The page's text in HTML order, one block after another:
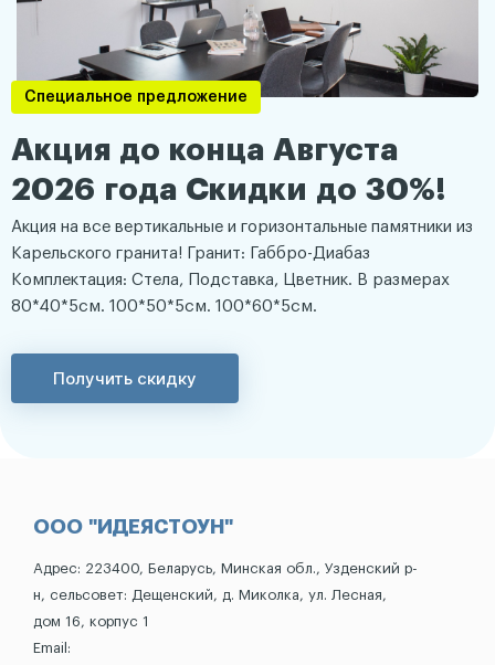
Специальное предложение
Акция до конца Августа
2026 года Скидки до 30%!
Акция на все вертикальные и горизонтальные памятники из
Карельского гранита! Гранит: Габбро-Диабаз
Комплектация: Стела, Подставка, Цветник. В размерах
80*40*5см. 100*50*5см. 100*60*5см.
Получить скидку
ООО "ИДЕЯСТОУН"
Адрес: 223400, Беларусь, Минская обл., Узденский р-
н, сельсовет: Дещенский, д. Миколка, ул. Лесная,
дом 16, корпус 1
Email: